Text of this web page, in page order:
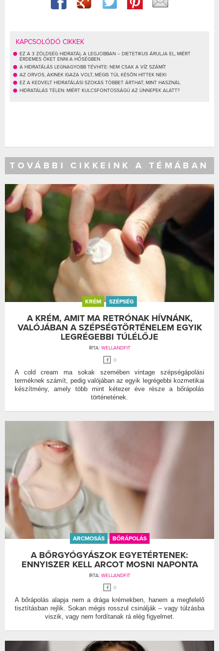
KAPCSOLÓDÓ CIKKEK
EZ A 3 ZÖLDSÉG HIDRATÁL A LEGJOBBAN – DIETETIKUS ÁRULJA EL, MIÉRT
ÉRDEMES ŐKET ENNI A HŐSÉGBEN
A HIDRATÁLÁS LEGNAGYOBB TÉVHITE: NEM CSAK A VÍZ SZÁMÍT
AZ ORVOS, AKINEK IGAZA VOLT, MÉGIS TÚL KÉSŐN HITTEK NEKI
EZ A KEDVELT HIDRATÁLÁSI SZOKÁS TÖBBET ÁRTHAT, MINT HASZNÁL
HIDRATÁLÁS TÉLEN: MIÉRT KULCSFONTOSSÁGÚ AZ ÜNNEPEK ALATT?
TOVÁBBI CIKKEINK A TÉMÁBAN
KRÉM SZÉPSÉG
A KRÉM, AMIT MA RETRÓNAK HÍVNÁNK,
VALÓJÁBAN A SZÉPSÉGTÖRTÉNELEM EGYIK
LEGRÉGEBBI TÚLÉLŐJE
ÍRTA: WELLANDFIT
0
A cold cream ma sokak szemében vintage szépségápolási
terméknek számít, pedig valójában az egyik legrégebbi kozmetikai
készítmény, amely több mint kétezer éve része a bőrápolás
történetének.
ARCMOSÁS BŐRÁPOLÁS
A BŐRGYÓGYÁSZOK EGYETÉRTENEK:
ENNYISZER KELL ARCOT MOSNI NAPONTA
ÍRTA: WELLANDFIT
0
A bőrápolás alapja nem a drága krémekben, hanem a megfelelő
tisztításban rejlik. Sokan mégis rosszul csinálják – vagy túlzásba
viszik, vagy nem fordítanak rá elég figyelmet.